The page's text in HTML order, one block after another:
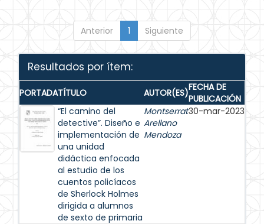
Anterior 1 Siguiente
Resultados por ítem:
PORTADATÍTULO AUTOR(ES)FECHA DE
PUBLICACIÓN
“El camino del
detective”. Diseño e
implementación de
una unidad
didáctica enfocada
al estudio de los
cuentos policíacos
de Sherlock Holmes
dirigida a alumnos
de sexto de primaria
Montserrat
Arellano
Mendoza
30-mar-2023